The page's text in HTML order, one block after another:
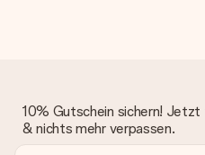
10% Gutschein sichern!
& nichts mehr verpassen.